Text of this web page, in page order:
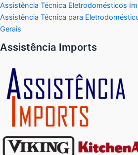
Assistência Técnica Eletrodomésticos
Assistência Técnica para
Gerais
Assistência Imports